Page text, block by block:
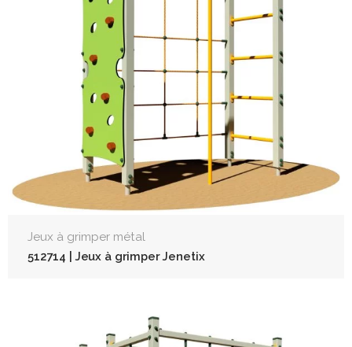
Jeux à grimper métal
512714 | Jeux à grimper Jenetix